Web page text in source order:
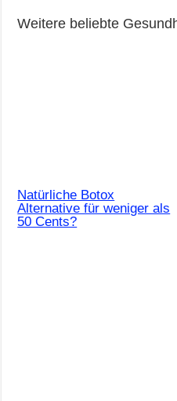
Weitere beliebte
Natürliche Botox
Alternative für weniger als
50 Cents?